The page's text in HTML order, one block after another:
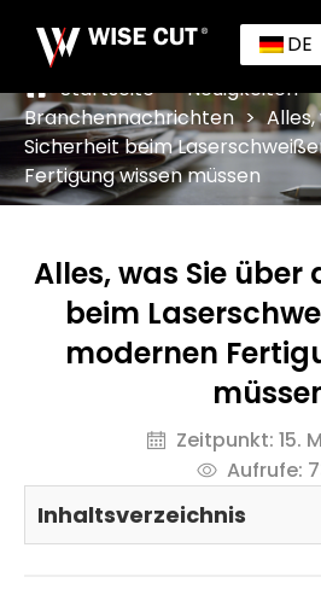
DE
Startseite > Neuigkeiten >
Branchennachrichten > Alles,
Sicherheit beim
Fertigung wissen müssen
Alles, was Sie über
beim
modernen
Zeitpunkt: 15.
Aufrufe:
Inhaltsverzeichnis